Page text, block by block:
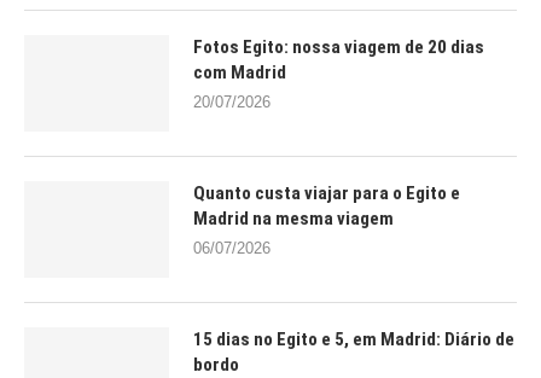
Fotos Egito: nossa viagem de 20 dias
com Madrid
20/07/2026
Quanto custa viajar para o Egito e
Madrid na mesma viagem
06/07/2026
15 dias no Egito e 5, em Madrid: Diário de
bordo